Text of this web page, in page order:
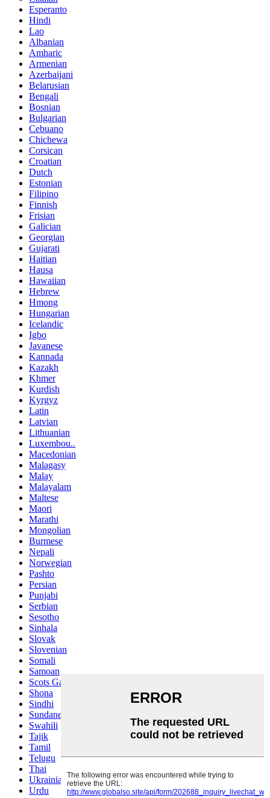
Esperanto
Hindi
Lao
Albanian
Amharic
Armenian
Azerbaijani
Belarusian
Bengali
Bosnian
Bulgarian
Cebuano
Chichewa
Corsican
Croatian
Dutch
Estonian
Filipino
Finnish
Frisian
Galician
Georgian
Gujarati
Haitian
Hausa
Hawaiian
Hebrew
Hmong
Hungarian
Icelandic
Igbo
Javanese
Kannada
Kazakh
Khmer
Kurdish
Kyrgyz
Latin
Latvian
Lithuanian
Luxembou..
Macedonian
Malagasy
Malay
Malayalam
Maltese
Maori
Marathi
Mongolian
Burmese
Nepali
Norwegian
Pashto
Persian
Punjabi
Serbian
Sesotho
Sinhala
Slovak
Slovenian
Somali
Samoan
Scots Gaelic
Shona
Sindhi
Sundanese
Swahili
Tajik
Tamil
Telugu
Thai
Ukrainian
Urdu